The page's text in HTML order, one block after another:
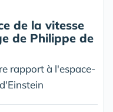
de la vitesse
de Philippe de
rapport à l'espace-